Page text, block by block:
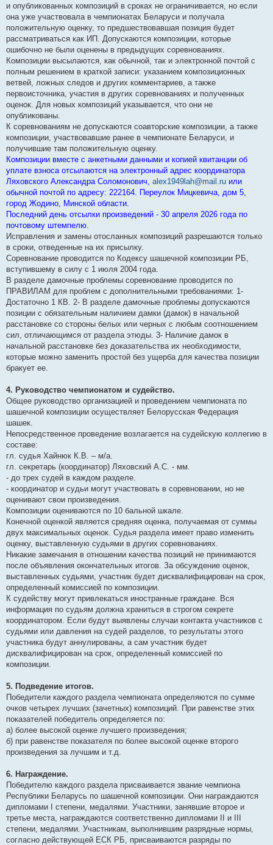
и опубликованных композиций в сроках не ограничивается, но если
она уже участвовала в чемпионатах Беларуси и получала
положительную оценку, то предшествовавшая позиция будет
рассматриваться как ИП. Допускаются композиции, которые
ошибочно не были оценены в предыдущих соревнованиях.
Композиции высылаются, как обычной, так и электронной почтой с
полным решением в краткой записи: указанием композиционных
ветвей, ложных следов и других комментариев, а также
первоисточника, участия в других соревнованиях и полученных
оценок. Для новых композиций указывается, что они не
опубликованы.
К соревнованиям не допускаются соавторские композиции, а также
композиции, участвовавшие ранее в чемпионате Беларуси, и
получившие там положительную оценку.
Композиции вместе с анкетными данными и копией квитанции об
уплате взноса отсылаются на электронный адрес координатора
Ляховского Александра Соломонович, alex1949lah@mail.ru или
обычной почтой по адресу: 222164. Переулок Мицкевича, дом 5,
город Жодино, Минской области.
Последний день отсылки произведений - 30 апреля 2026 года по
почтовому штемпелю.
Исправления и замены отосланных композиций разрешаются только
в сроки, отведенные на их присылку.
Соревнование проводится по Кодексу шашечной композиции РБ,
вступившему в силу с 1 июля 2004 года.
В разделе дамочные проблемы соревнование проводится по
ПРАВИЛАМ для проблем с дополнительными требованиями: 1-
Достаточно 1 КВ. 2- В разделе дамочные проблемы допускаются
позиции с обязательным наличием дамки (дамок) в начальной
расстановке со стороны белых или черных с любым соотношением
сил, отличающимся от раздела этюды. 3- Наличие дамок в
начальной расстановке без доказательства их необходимости,
которые можно заменить простой без ущерба для качества позиции
бракует ее.
4. Руководство чемпионатом и судейство.
Общее руководство организацией и проведением чемпионата по
шашечной композиции осуществляет Белорусская Федерация
шашек.
Непосредственное проведение возлагается на судейскую коллегию в
составе:
гл. судья Хайнюк К.В. – м/a.
гл. секретарь (координатор) Ляховский А.С. - мм.
- до трех судей в каждом разделе.
- координатор и судьи могут участвовать в соревновании, но не
оценивают свои произведения.
Композиции оцениваются по 10 бальной шкале.
Конечной оценкой является средняя оценка, получаемая от суммы
двух максимальных оценок. Судья раздела имеет право изменить
оценку, выставленную судьями в других соревнованиях.
Никакие замечания в отношении качества позиций не принимаются
после объявления окончательных итогов. За обсуждение оценок,
выставленных судьями, участник будет дисквалифицирован на срок,
определенный комиссией по композиции.
К судейству могут привлекаться иностранные граждане. Вся
информация по судьям должна храниться в строгом секрете
координатором. Если будут выявлены случаи контакта участников с
судьями или давления на судей разделов, то результаты этого
участника будут аннулированы, а сам участник будет
дисквалифицирован на срок, определенный комиссией по
композиции.
5. Подведение итогов.
Победители каждого раздела чемпионата определяются по сумме
очков четырех лучших (зачетных) композиций. При равенстве этих
показателей победитель определяется по:
а) более высокой оценке лучшего произведения;
б) при равенстве показателя по более высокой оценке второго
произведения за лучшим и т.д.
6. Награждение.
Победителю каждого раздела присваивается звание чемпиона
Республики Беларусь по шашечной композиции. Они награждаются
дипломами I степени, медалями. Участники, занявшие второе и
третье места, награждаются соответственно дипломами II и III
степени, медалями. Участникам, выполнившим разрядные нормы,
согласно действующей ЕСК РБ, присваиваются разряды по